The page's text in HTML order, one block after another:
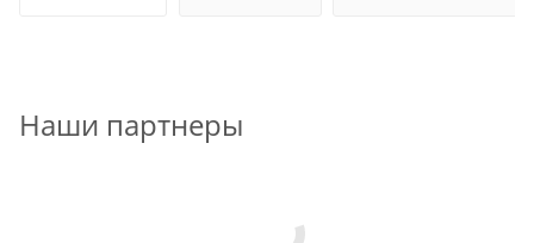
Наши партнеры